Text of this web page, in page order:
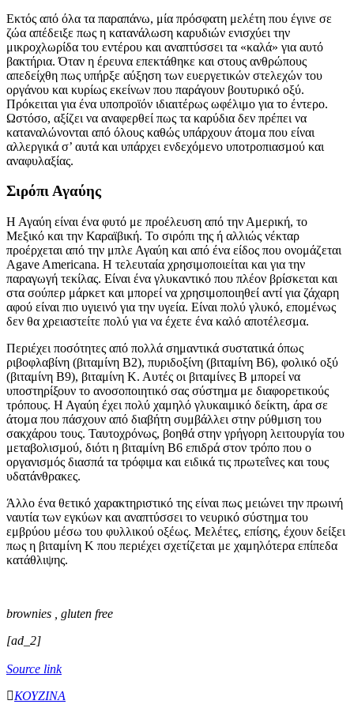
Εκτός από όλα τα παραπάνω, μία πρόσφατη μελέτη που έγινε σε
ζώα απέδειξε πως η κατανάλωση καρυδιών ενισχύει την
μικροχλωρίδα του εντέρου και αναπτύσσει τα «καλά» για αυτό
βακτήρια. Όταν η έρευνα επεκτάθηκε και στους ανθρώπους
απεδείχθη πως υπήρξε αύξηση των ευεργετικών στελεχών του
οργάνου και κυρίως εκείνων που παράγουν βουτυρικό οξύ.
Πρόκειται για ένα υποπροϊόν ιδιαιτέρως ωφέλιμο για το έντερο.
Ωστόσο, αξίζει να αναφερθεί πως τα καρύδια δεν πρέπει να
καταναλώνονται από όλους καθώς υπάρχουν άτομα που είναι
αλλεργικά σ’ αυτά και υπάρχει ενδεχόμενο υποτροπιασμού και
αναφυλαξίας.
Σιρόπι Αγαύης
Η Αγαύη είναι ένα φυτό με προέλευση από την Αμερική, το
Μεξικό και την Καραϊβική. Το σιρόπι της ή αλλιώς νέκταρ
προέρχεται από την μπλε Αγαύη και από ένα είδος που ονομάζεται
Agave Americana. Η τελευταία χρησιμοποιείται και για την
παραγωγή τεκίλας. Είναι ένα γλυκαντικό που πλέον βρίσκεται και
στα σούπερ μάρκετ και μπορεί να χρησιμοποιηθεί αντί για ζάχαρη
αφού είναι πιο υγιεινό για την υγεία. Είναι πολύ γλυκό, επομένως
δεν θα χρειαστείτε πολύ για να έχετε ένα καλό αποτέλεσμα.
Περιέχει ποσότητες από πολλά σημαντικά συστατικά όπως
ριβοφλαβίνη (βιταμίνη Β2), πυριδοξίνη (βιταμίνη Β6), φολικό οξύ
(βιταμίνη Β9), βιταμίνη Κ. Αυτές οι βιταμίνες Β μπορεί να
υποστηρίξουν το ανοσοποιητικό σας σύστημα με διαφορετικούς
τρόπους. Η Αγαύη έχει πολύ χαμηλό γλυκαιμικό δείκτη, άρα σε
άτομα που πάσχουν από διαβήτη συμβάλλει στην ρύθμιση του
σακχάρου τους. Ταυτοχρόνως, βοηθά στην γρήγορη λειτουργία του
μεταβολισμού, διότι η βιταμίνη Β6 επιδρά στον τρόπο που ο
οργανισμός διασπά τα τρόφιμα και ειδικά τις πρωτεΐνες και τους
υδατάνθρακες.
Άλλο ένα θετικό χαρακτηριστικό της είναι πως μειώνει την πρωινή
ναυτία των εγκύων και αναπτύσσει το νευρικό σύστημα του
εμβρύου μέσω του φυλλικού οξέως. Μελέτες, επίσης, έχουν δείξει
πως η βιταμίνη Κ που περιέχει σχετίζεται με χαμηλότερα επίπεδα
κατάθλιψης.
brownies , gluten free
[ad_2]
Source link
ΚΟΥΖΙΝΑ